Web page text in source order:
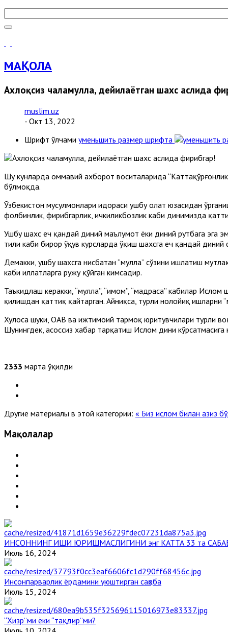
МАҚОЛА
Ахлоқсиз чаламулла, дейилаётган шахс аслида
muslim.uz
- Окт 13, 2022
Шрифт ўлчами уменьшить размер шрифта
Шу кунларда оммавий ахборот воситаларида “Каттақўрғонлик
бўлмоқда.
Ўзбекистон мусулмонлари идораси ушбу ҳолат юзасидан
фолбинлик, фирибгарлик, ичкиликбозлик каби динимизда
Ушбу шахс ҳеч қандай диний маълумот ёки диний рутбага эга
тили каби бирор ўқув курсларда ўқиш шахсга ҳеч қандай
Демакки, ушбу шахсга нисбатан “мулла” сўзини ишлатиш
каби иллатларга ружу қўйган кимсадир.
Таъкидлаш керакки, “мулла”, “имом”, “мадраса” кабилар
қилишдан қаттиқ қайтарган. Айниқса, турли нолойиқ ишларни
Хулоса шуки, ОАВ ва ижтимоий тармоқ юритувчилари турли
Шунингдек, асоссиз хабар тарқатиш Ислом дини кўрсатмасига
2333 марта ўқилди
Другие материалы в этой категории: « Биз ислом билан азиз
Мақолалар
ИНСОННИНГ ИШИ ЮРИШМАСЛИГИНИ энг КАТТА 33 та
Июль 16, 2024
Инсонпарварлик ёрдамини уюштирган саҳоба
Июль 15, 2024
“Ҳизр”ми ёки “тақдир”ми?